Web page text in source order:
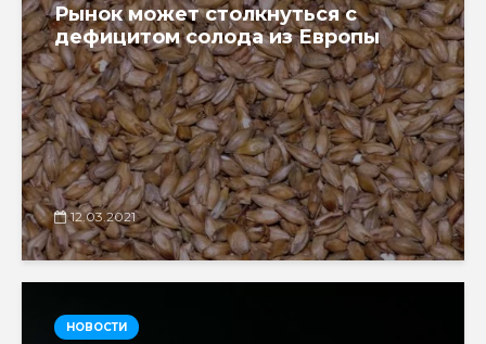
Рынок может столкнуться с
дефицитом солода из Европы
12.03.2021
НОВОСТИ